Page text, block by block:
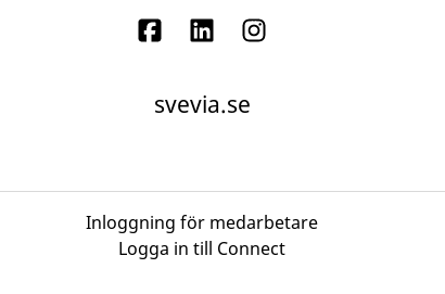
svevia.se
Inloggning för medarbetare
Logga in till Connect